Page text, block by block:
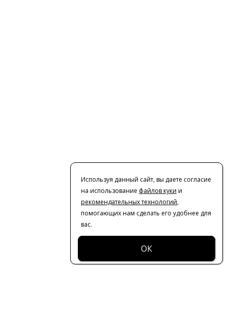
Используя данный сайт, вы даете согласие
на использование файлов куки и
рекомендательных технологий,
помогающих нам сделать его удобнее для
вас.